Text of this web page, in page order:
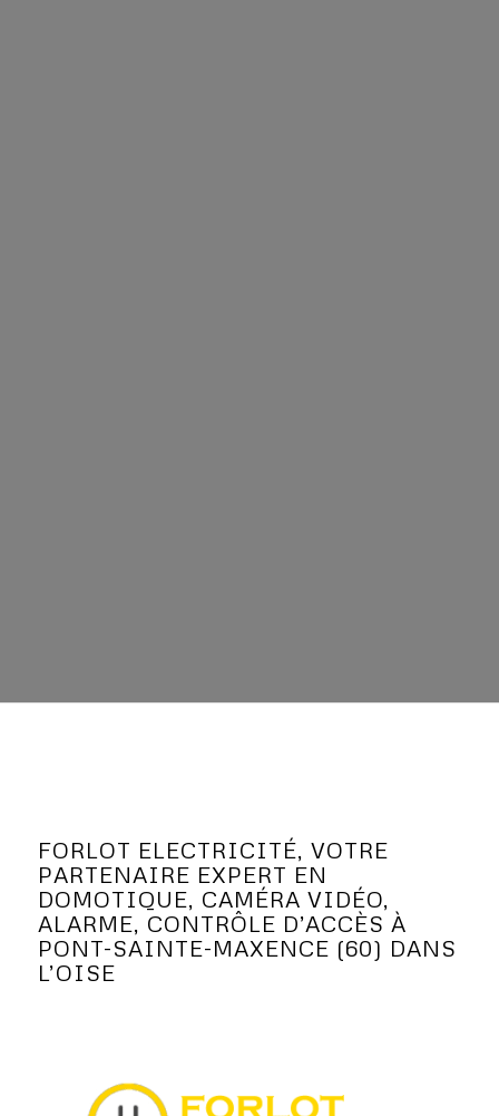
FORLOT ELECTRICITÉ, VOTRE
PARTENAIRE EXPERT EN
DOMOTIQUE, CAMÉRA VIDÉO,
ALARME, CONTRÔLE D’ACCÈS À
PONT-SAINTE-MAXENCE (60) DANS
L’OISE